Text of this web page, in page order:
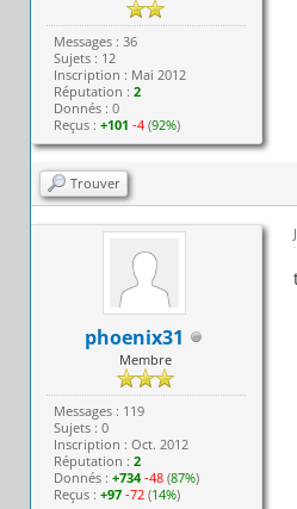
Messages : 36
Sujets : 12
Inscription : Mai 2012
Réputation : 2
Donnés : 0
Reçus : +101 -4(92%)
Trouver
phoenix31
Membre
Messages : 119
Sujets : 0
Inscription : Oct. 2012
Réputation : 2
Donnés : +734 -48(87%)
Reçus : +97 -72(14%)